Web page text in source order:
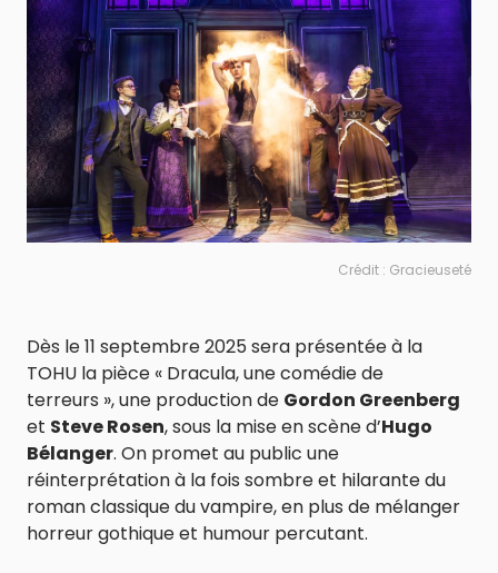
Crédit : Gracieuseté
Dès le 11 septembre 2025 sera présentée à la
TOHU la pièce « Dracula, une comédie de
terreurs », une production de Gordon Greenberg
et Steve Rosen, sous la mise en scène d’Hugo
Bélanger. On promet au public une
réinterprétation à la fois sombre et hilarante du
roman classique du vampire, en plus de mélanger
horreur gothique et humour percutant.